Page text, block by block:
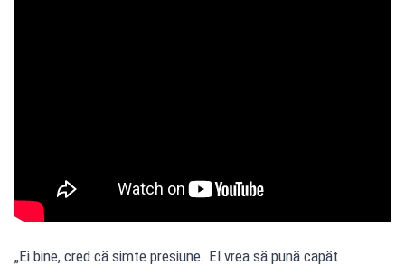
„Ei bine, cred că simte presiune. El vrea să pună capăt